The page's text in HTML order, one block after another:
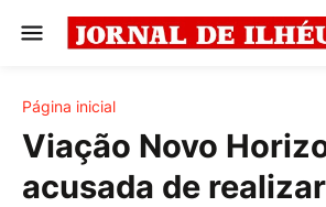
Página inicial
Viação Novo
acusada de realizar